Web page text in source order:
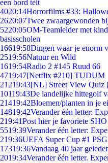
een bord telt
4020:14Horrorfilms #33:
2620:07Twee zwaargewonden
5220:05OM-Teamleider met
basisscholen
16619:58Dingen waar je enorm
2519:56Natuur en Wild
1619:54Radio 2 #145 Ruud 66
4719:47[Netflix #210] TUDUM
21219:43[NL] Street View Quiz
10119:43De landelijke hittegolf
21419:42Bloemen/planten in je
14819:42Verander één letter:
219:41Post hier je favoriete
5519:39Verander één letter:
219:36UEFA Super Cup #1
17319:36Vandaag 40 jaar
2019:34Verander één letter.